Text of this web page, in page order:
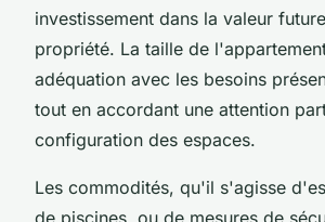
investissement dans la valeur
propriété. La taille de
adéquation avec les besoins
tout en accordant une attention
configuration des espaces.
Les commodités, qu'il s'agisse
de piscines, ou de mesures de